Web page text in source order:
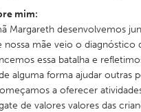
mim:
Margareth desenvolvemos
mãe veio o diagnóstico
essa batalha e
alguma forma ajudar outras
a oferecer
de valores valores das